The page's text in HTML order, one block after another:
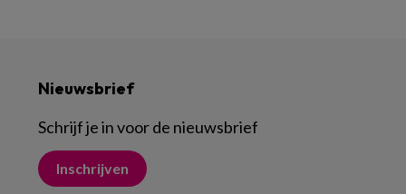
Nieuwsbrief
Schrijf je in voor de nieuwsbrief
Inschrijven